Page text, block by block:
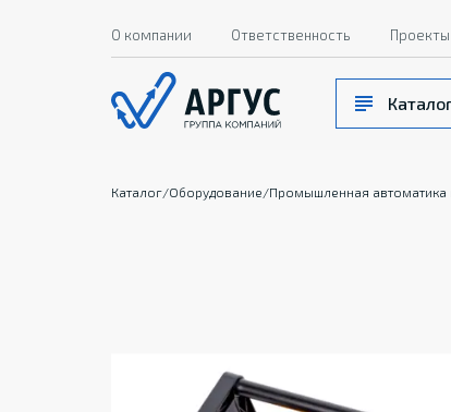
О компании Ответственность Проекты
Каталог/Оборудование/Промышленная автоматика